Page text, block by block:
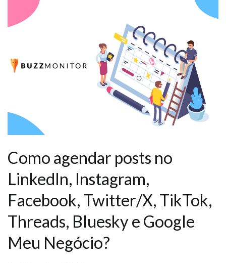
Como agendar posts no
LinkedIn, Instagram,
Facebook, Twitter/X, TikTok,
Threads, Bluesky e Google
Meu Negócio?